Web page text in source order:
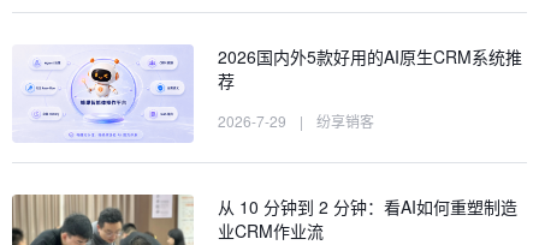
2026国内外5款好用的AI原生CRM系统推
荐
2026-7-29 | 纷享销客
从 10 分钟到 2 分钟：看AI如何重塑制造
业CRM作业流